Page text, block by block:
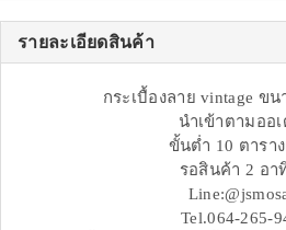
รายละเอียดสินค้า
กระเบื้องลาย vintage ข
นำเข้าตามออ
ขั้นต่ำ 10 ตารา
รอสินค้า 2 อา
Tel.064-265-